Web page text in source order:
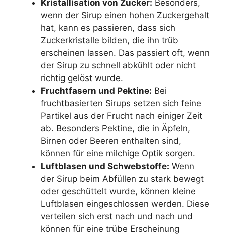
Kristallisation von Zucker: Besonders,
wenn der Sirup einen hohen Zuckergehalt
hat, kann es passieren, dass sich
Zuckerkristalle bilden, die ihn trüb
erscheinen lassen. Das passiert oft, wenn
der Sirup zu schnell abkühlt oder nicht
richtig gelöst wurde.
Fruchtfasern und Pektine: Bei
fruchtbasierten Sirups setzen sich feine
Partikel aus der Frucht nach einiger Zeit
ab. Besonders Pektine, die in Äpfeln,
Birnen oder Beeren enthalten sind,
können für eine milchige Optik sorgen.
Luftblasen und Schwebstoffe: Wenn
der Sirup beim Abfüllen zu stark bewegt
oder geschüttelt wurde, können kleine
Luftblasen eingeschlossen werden. Diese
verteilen sich erst nach und nach und
können für eine trübe Erscheinung